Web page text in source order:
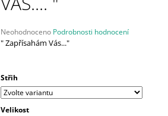
Průměrné
hodnocení
0,0
z
5
hvězdiček.
Neohodnoceno Podrobnosti hodnocení
" Zapřísahám Vás..."
Střih
Velikost